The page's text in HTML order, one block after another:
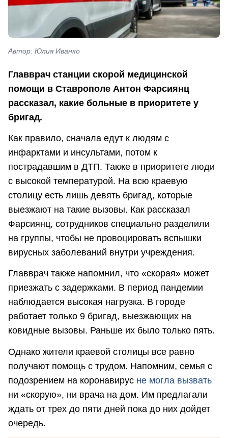
Автор: Юлия Иванко
Главврач станции скорой медицинской
помощи в Ставрополе Антон Фарсиянц
рассказал, какие больные в приоритете у
бригад.
Как правило, сначала едут к людям с
инфарктами и инсультами, потом к
пострадавшим в ДТП. Также в приоритете люди
с высокой температурой. На всю краевую
столицу есть лишь девять бригад, которые
выезжают на такие вызовы. Как рассказал
Фарсиянц, сотрудников специально разделили
на группы, чтобы не провоцировать вспышки
вирусных заболеваний внутри учреждения.
Главврач также напомнил, что «скорая» может
приезжать с задержками. В период пандемии
наблюдается высокая нагрузка. В городе
работает только 9 бригад, выезжающих на
ковидные вызовы. Раньше их было только пять.
Однако жители краевой столицы все равно
получают помощь с трудом. Напомним, семья с
подозрением на коронавирус не могла вызвать
ни «скорую», ни врача на дом. Им предлагали
ждать от трех до пяти дней пока до них дойдет
очередь.